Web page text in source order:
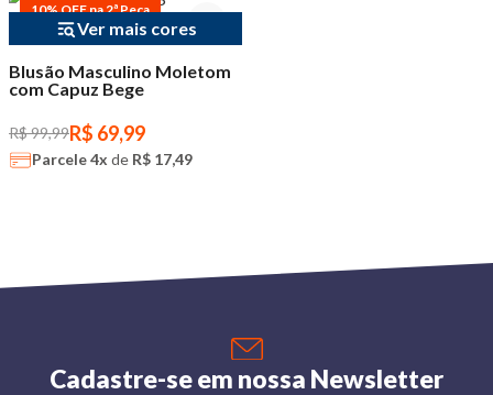
10% OFF na 2ª Peça
Ver mais cores
Blusão Masculino Moletom
com Capuz Bege
R$ 99,99R$ 69,99
Parcele4x de R$ 17,49
Cadastre-se em nossa Newsletter